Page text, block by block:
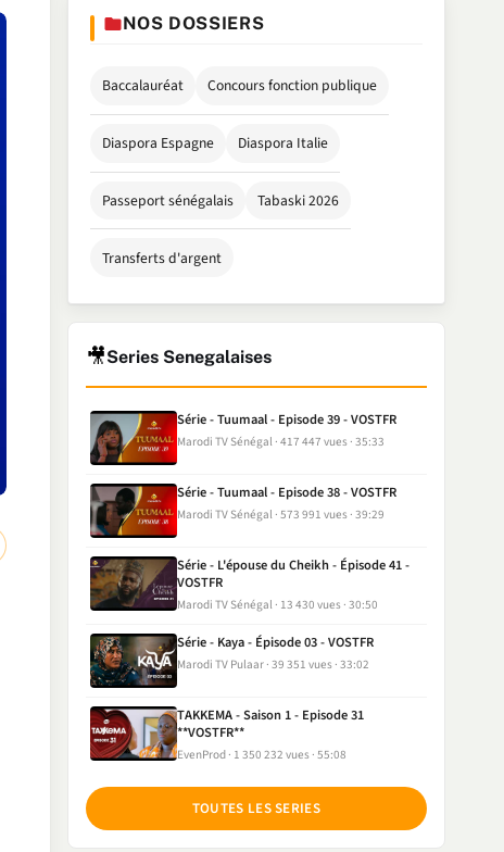
NOS DOSSIERS
Baccalauréat Concours fonction publique
Diaspora Espagne Diaspora Italie
Passeport sénégalais Tabaski 2026
Transferts d'argent
🎥Series Senegalaises
Série - Tuumaal - Episode 39 - VOSTFR
Marodi TV Sénégal 417 447 vues 35:33
Série - Tuumaal - Episode 38 - VOSTFR
Marodi TV Sénégal 573 991 vues 39:29
Série - L'épouse du Cheikh - Épisode 41 -
VOSTFR
Marodi TV Sénégal 13 430 vues 30:50
Série - Kaya - Épisode 03 - VOSTFR
Marodi TV Pulaar 39 351 vues 33:02
TAKKEMA - Saison 1 - Episode 31
**VOSTFR**
EvenProd 1 350 232 vues 55:08
TOUTES LES SERIES